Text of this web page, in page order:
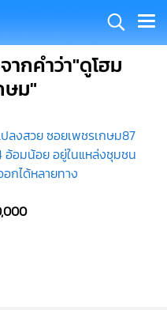
กคำว่า"ดูโฮม
ษม"
ลงสวย ซอยเพชรเกษม87
อมน้อย อยู่ในแหล่งชุมชน
กได้หลายทาง